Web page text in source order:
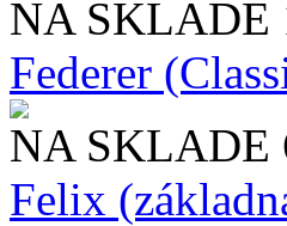
NA SKLADE
Federer
NA SKLADE
Felix